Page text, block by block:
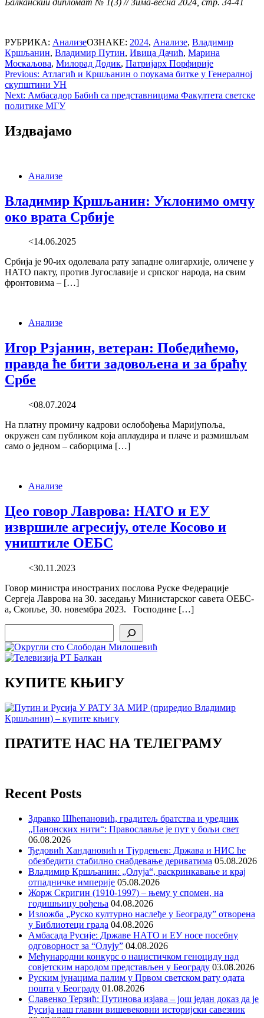
РУБРИКА: АнализеОЗНАКЕ: 2024, Анализе, Владимир
Кршљанин, Владимир Путин, Ивица Дачић, Марина
Москаљова, Милорад Додик, Патријарх Порфирије
Post
navigation
Previous: Атлагић и Кршљанин о поукама битке у Генералној
скупштини УН
Next: Амбасадор Бабић са представницима Факултета светске
политике МГУ
Издвајамо
Анализе
Владимир Кршљанин: Уклонимо омчу
око врата Србије
<14.06.2025
Србија је 90-их одолевала рату западне олигархије, оличене у
НАТО пакту, против Југославије и српског народа, на свим
фронтовима – […]
Анализе
Игор Рзјанин, ветеран: Победићемо,
правда ће бити задовољена и за браћу
Србе
<08.07.2024
На платну промичу кадрови ослобођења Маријупоља,
окружен сам публиком која аплаудира и плаче и размишљам
само о једном – саборцима […]
Анализе
Цео говор Лаврова: НАТО и ЕУ
извршиле агресију, отеле Косово и
уништиле ОЕБС
<30.11.2023
Говор министра иностраних послова Руске Федерације
Сергеја Лаврова на 30. заседању Министарског савета ОЕБС-
а, Скопље, 30. новембра 2023. Господине […]
КУПИТЕ КЊИГУ
ПРАТИТЕ НАС НА ТЕЛЕГРАМУ
Recent Posts
Здравко Шћепановић, градитељ братства и уредник
„Панонских нити“: Православље је пут у бољи свет
06.08.2026
Ђедовић Хандановић и Тјурдењев: Држава и НИС ће
обезбедити стабилно снабдевање дериватима 05.08.2026
Владимир Кршљанин: „Олуја“, раскринкавање и крај
отпадничке империје 05.08.2026
Жорж Скригин (1910-1997) – њему у спомен, на
годишњицу рођења 04.08.2026
Изложба „Руско културно наслеђе у Београду” отворена
у Библиотеци града 04.08.2026
Амбасада Русије: Државе НАТО и ЕУ носе посебну
одговорност за “Олују” 04.08.2026
Међународни конкурс о нацистичком геноциду над
совјетским народом представљен у Београду 03.08.2026
Руским јунацима палим у Првом светском рату одата
пошта у Београду 01.08.2026
Славенко Терзић: Путинова изјава – још један доказ да је
Русија наш главни вишевековни историјски савезник